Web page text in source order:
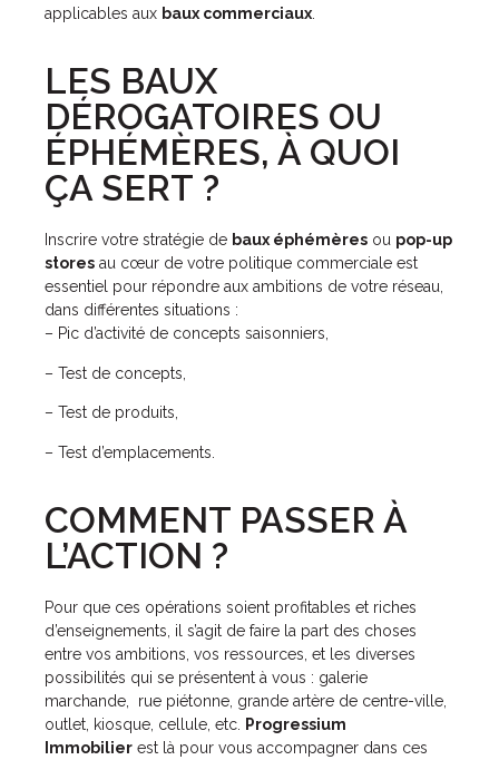
applicables aux baux commerciaux
LES BAUX
DÉROGATOIRES OU
ÉPHÉMÈRES, À QUOI
ÇA SERT ?
Inscrire votre stratégie de baux éphémères ou pop-up
stores au cœur de votre politique commerciale est
essentiel pour répondre aux ambitions de votre réseau,
dans différentes situations :
– Pic d’activité de concepts saisonniers,
– Test de concepts,
– Test de produits,
– Test d’emplacements.
COMMENT PASSER À
L’ACTION ?
Pour que ces opérations soient profitables et riches
d’enseignements, il s’agit de faire la part des choses
entre vos ambitions, vos ressources, et les diverses
possibilités qui se présentent à vous : galerie
marchande, rue piétonne, grande artère de centre-ville,
outlet, kiosque, cellule, etc.
Progressium
Immobilier est là pour vous accompagner dans ces